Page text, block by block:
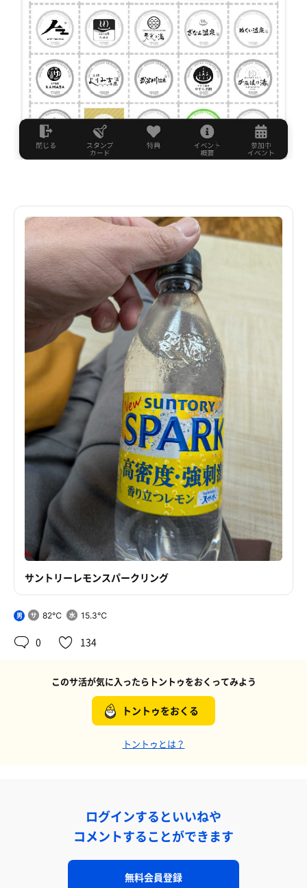
サントリーレモンスパークリング
男 82℃ 15.3℃
0 134
このサ活が気に入ったらトントゥをおくってみよう
トントゥをおくる
トントゥとは？
ログインするといいねや
コメントすることができます
無料会員登録